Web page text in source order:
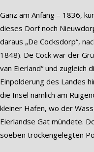
Ganz am Anfang – 1836,
dieses Dorf noch
daraus „De Cocksdorp“,
1848). De Cock war der
van Eierland“ und
Einpolderung des Landes
die Insel nämlich am
kleiner Hafen, wo der
Eierlandse Gat mündete.
soeben trockengelegten